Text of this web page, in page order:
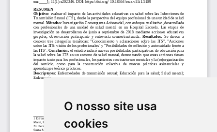
O nosso site usa
cookies